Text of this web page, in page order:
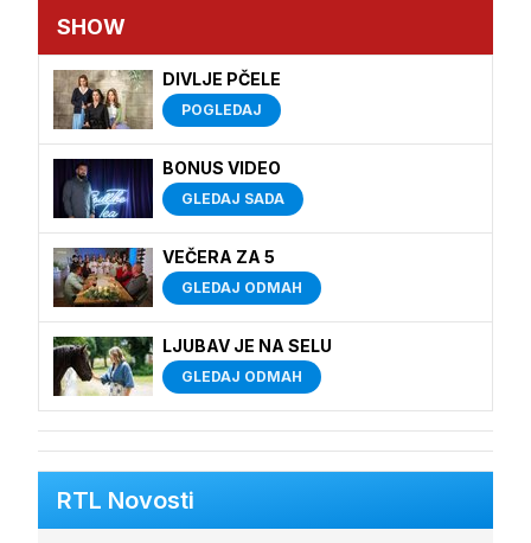
SHOW
DIVLJE PČELE
POGLEDAJ
BONUS VIDEO
GLEDAJ SADA
VEČERA ZA 5
GLEDAJ ODMAH
LJUBAV JE NA SELU
GLEDAJ ODMAH
RTL Novosti